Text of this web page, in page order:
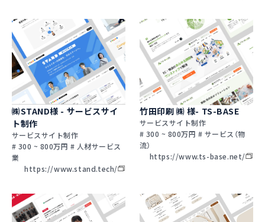
㈱STAND様 - サービスサイ
ト制作
サービスサイト制作
# 300 ~ 800万円 # 人材サービス
業
https://www.stand.tech/
竹田印刷 ㈱ 様- TS-BASE
サービスサイト制作
# 300 ~ 800万円 # サービス（物
流）
https://www.ts-base.net/